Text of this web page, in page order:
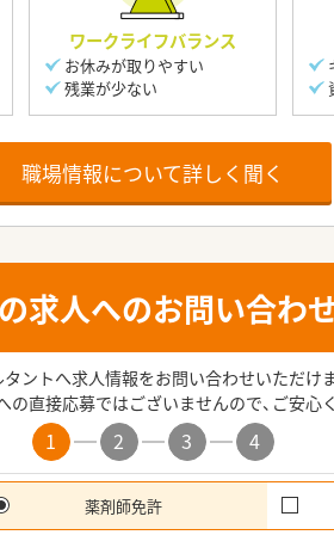
ワークライフバランス
お休みが取りやすい
残業が少ない
職場情報について詳しく聞く
求人へのお問い合わ
ントへ求人情報をお問い合わせいただけま
の直接応募ではございませんので、ご安心
1 2 3 4
薬剤師免許